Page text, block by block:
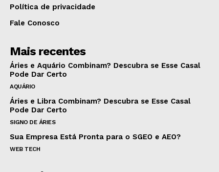
Política de privacidade
Fale Conosco
Mais recentes
Áries e Aquário Combinam? Descubra se Esse Casal
Pode Dar Certo
AQUÁRIO
Áries e Libra Combinam? Descubra se Esse Casal
Pode Dar Certo
SIGNO DE ÁRIES
Sua Empresa Está Pronta para o SGEO e AEO?
WEB TECH